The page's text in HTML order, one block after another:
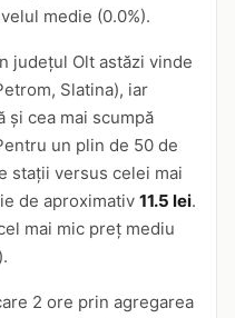
medie (0.0%).
județul Olt astăzi vinde
Slatina), iar
și cea mai scumpă
un plin de 50 de
stații versus celei mai
de aproximativ 11.5 lei.
mai mic preț mediu
2 ore prin agregarea